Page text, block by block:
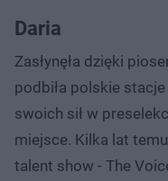
Daria
Zasłynęła dzięki
podbiła polskie
swoich sił w
miejsce. Kilka lat
talent show - The